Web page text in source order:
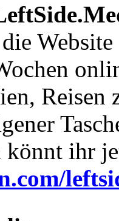
Website
Reisen
könnt ihr